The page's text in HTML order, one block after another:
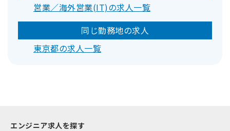
営業／海外営業(IT)の求人一覧
同じ勤務地の求人
東京都の求人一覧
エンジニア求人を探す